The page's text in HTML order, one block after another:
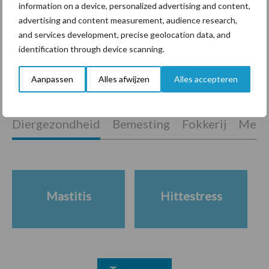
information on a device, personalized advertising and content,
advertising and content measurement, audience research,
and services development, precise geolocation data, and
identification through device scanning.
Aanpassen Alles afwijzen Alles accepteren
hygieneoplossingen is in
Polen groter dan ooit”
Themapagina's
Diergezondheid Bemesting Fokkerij
Mastitis Hittestress